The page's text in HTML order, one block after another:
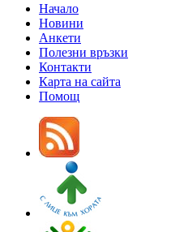
Начало
Новини
Анкети
Полезни връзки
Контакти
Карта на сайта
Помощ